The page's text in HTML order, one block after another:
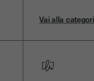
Vai alla